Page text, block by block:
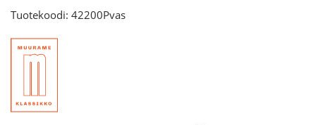
was:
199,00 €.
Tuotekoodi: 42200Pvas